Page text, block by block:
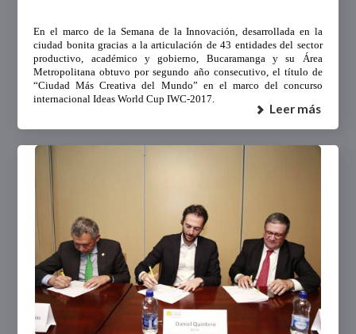
En el marco de la Semana de la Innovación, desarrollada en la
ciudad bonita gracias a la articulación de 43 entidades del sector
productivo, académico y gobierno, Bucaramanga y su Área
Metropolitana obtuvo por segundo año consecutivo, el título de
“Ciudad Más Creativa del Mundo” en el marco del concurso
internacional Ideas World Cup IWC-2017.
Leer más